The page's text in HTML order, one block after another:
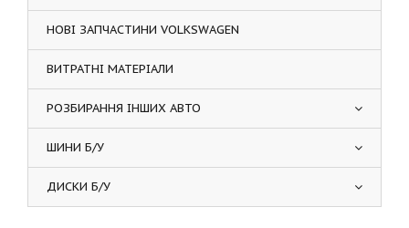
НОВІ ЗАПЧАСТИНИ VOLKSWAGEN
ВИТРАТНІ МАТЕРІАЛИ
РОЗБИРАННЯ ІНШИХ АВТО
ШИНИ Б/У
ДИСКИ Б/У